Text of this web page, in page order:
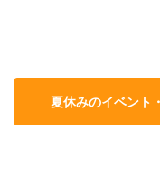
夏休みのイベント